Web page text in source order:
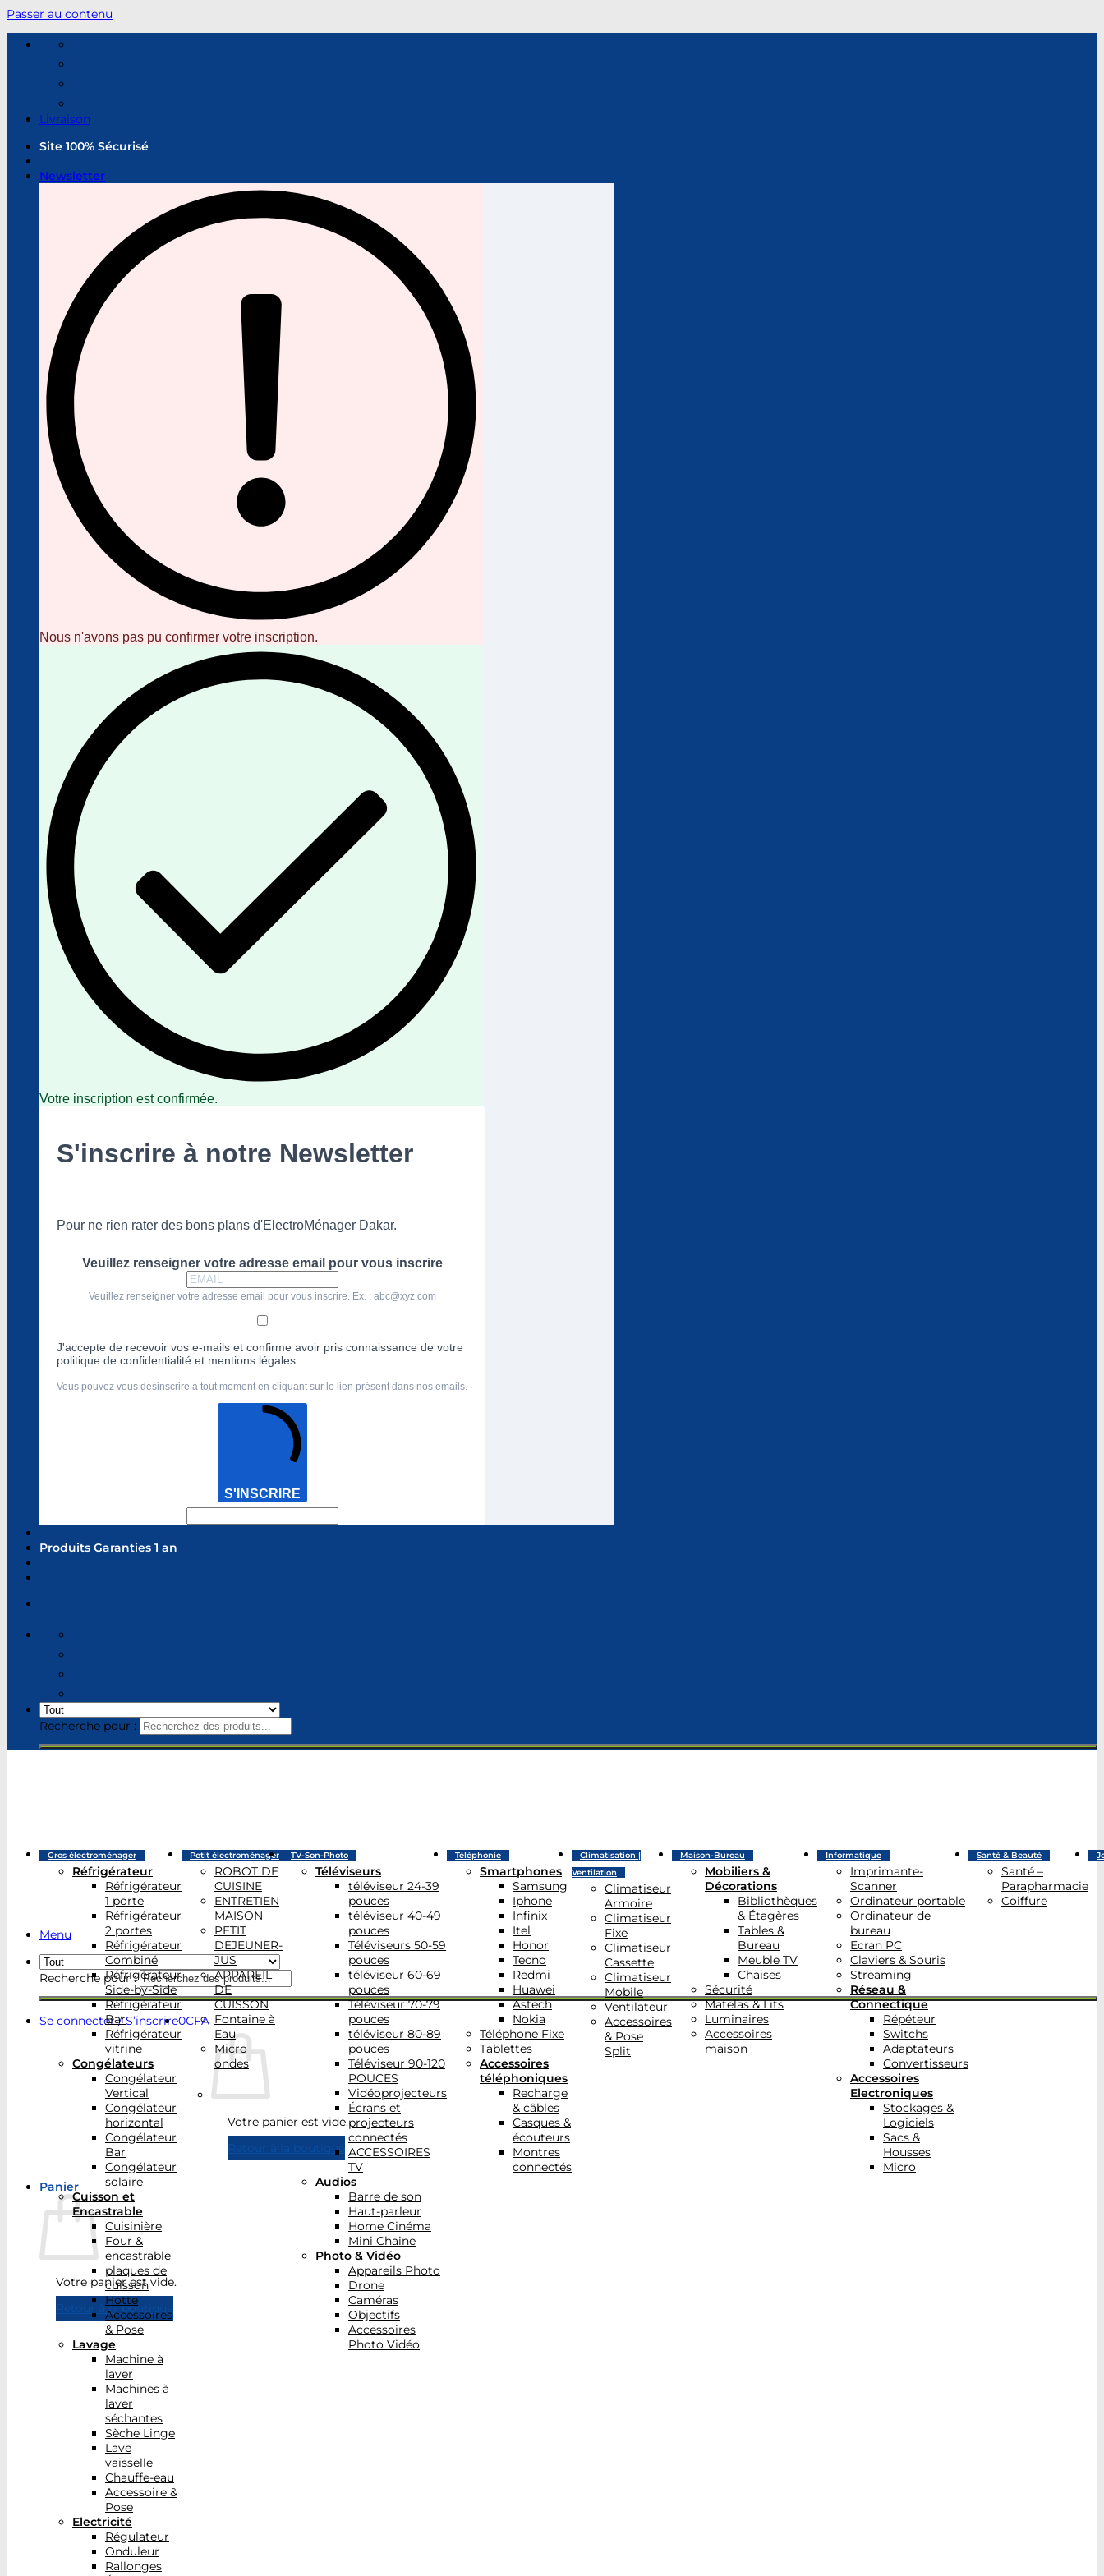
Passer au contenu
Livraison
Site 100% Sécurisé
Newsletter
Nous n'avons pas pu confirmer votre inscription.
Votre inscription est confirmée.
S'inscrire à notre Newsletter
Pour ne rien rater des bons plans d'ElectroMénager Dakar.
Veuillez renseigner votre adresse email pour vous inscrire
Veuillez renseigner votre adresse email pour vous inscrire. Ex. : abc@xyz.com
J'accepte de recevoir vos e-mails et confirme avoir pris connaissance de votre
politique de confidentialité et mentions légales.
Vous pouvez vous désinscrire à tout moment en cliquant sur le lien présent dans nos emails.
S'INSCRIRE
Produits Garanties 1 an
Recherche pour :
Menu
Recherche pour :
Se connecter / S’inscrire0CFA
Votre panier est vide.
Retour à la boutique
Panier
Votre panier est vide.
Retour à la boutique
Gros électroménager
Réfrigérateur
Réfrigérateur
1 porte
Réfrigérateur
2 portes
Réfrigérateur
Combiné
Réfrigérateur
Side-by-Side
Réfrigérateur
Bar
Réfrigérateur
vitrine
Congélateurs
Congélateur
Vertical
Congélateur
horizontal
Congélateur
Bar
Congélateur
solaire
Cuisson et
Encastrable
Cuisinière
Four &
encastrable
plaques de
cuisson
Hotte
Accessoires
& Pose
Lavage
Machine à
laver
Machines à
laver
séchantes
Sèche Linge
Lave
vaisselle
Chauffe-eau
Accessoire &
Pose
Electricité
Régulateur
Onduleur
Rallonges
Petit électroménager
ROBOT DE
CUISINE
ENTRETIEN
MAISON
PETIT
DEJEUNER-
JUS
APPAREIL
DE
CUISSON
Fontaine à
Eau
Micro
ondes
TV-Son-Photo
Téléviseurs
téléviseur 24-39
pouces
téléviseur 40-49
pouces
Téléviseurs 50-59
pouces
téléviseur 60-69
pouces
Téléviseur 70-79
pouces
téléviseur 80-89
pouces
Téléviseur 90-120
POUCES
Vidéoprojecteurs
Écrans et
projecteurs
connectés
ACCESSOIRES
TV
Audios
Barre de son
Haut-parleur
Home Cinéma
Mini Chaine
Photo & Vidéo
Appareils Photo
Drone
Caméras
Objectifs
Accessoires
Photo Vidéo
Téléphonie
Smartphones
Samsung
Iphone
Infinix
Itel
Honor
Tecno
Redmi
Huawei
Astech
Nokia
Téléphone Fixe
Tablettes
Accessoires
téléphoniques
Recharge
& câbles
Casques &
écouteurs
Montres
connectés
Climatisation |
Ventilation
Climatiseur
Armoire
Climatiseur
Fixe
Climatiseur
Cassette
Climatiseur
Mobile
Ventilateur
Accessoires
& Pose
Split
Maison-Bureau
Mobiliers &
Décorations
Bibliothèques
& Étagères
Tables &
Bureau
Meuble TV
Chaises
Sécurité
Matelas & Lits
Luminaires
Accessoires
maison
Informatique
Imprimante-
Scanner
Ordinateur portable
Ordinateur de
bureau
Ecran PC
Claviers & Souris
Streaming
Réseau &
Connectique
Répéteur
Switchs
Adaptateurs
Convertisseurs
Accessoires
Electroniques
Stockages &
Logiciels
Sacs &
Housses
Micro
Santé & Beauté
Santé –
Parapharmacie
Coiffure